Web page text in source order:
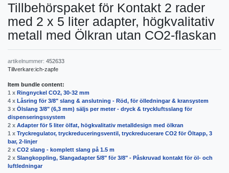
Tillbehörspaket för Kontakt 2 rader
med 2 x 5 liter adapter, högkvalitativ
metall med Ölkran utan CO2-flaskan
artikelnummer: 452633
Tillverkare:ich-zapfe
Item bundle content:
1 x Ringnyckel CO2, 30-32 mm
4 x Låsring för 3/8" slang & anslutning - Röd, för ölledningar & kransystem
3 x Ölslang 3/8" (6,3 mm) säljs per meter - dryck & tryckluftsslang för
dispenseringssystem
2 x Adapter för 5 liter ölfat, högkvalitativ metalldesign med ölkran
1 x Tryckregulator, tryckreduceringsventil, tryckreducerare CO2 för Öltapp, 3
bar, 2-linjer
2 x CO2 slang - komplett slang på 1.5 m
2 x Slangkoppling, Slangadapter 5/8" för 3/8" - Påskruvad kontakt för öl- och
luftledningar